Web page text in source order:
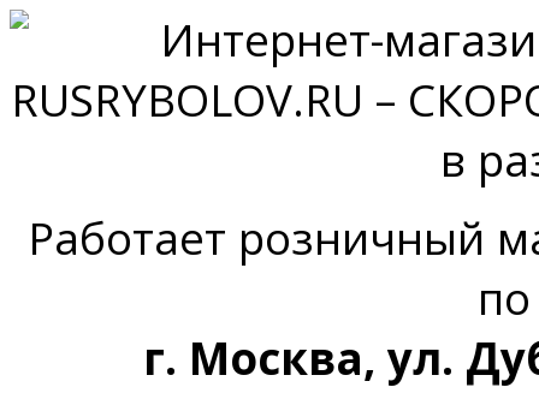
Работает розничный
г. Москва, ул.